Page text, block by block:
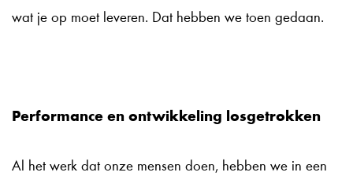
wat je op moet leveren. Dat hebben we toen gedaan.
Performance en ontwikkeling losgetrokken
Al het werk dat onze mensen doen, hebben we in een